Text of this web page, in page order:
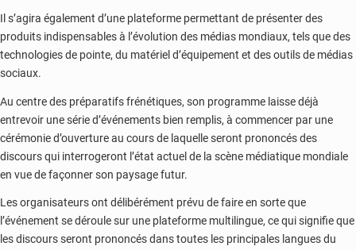
Il s’agira également d’une plateforme permettant de présenter des
produits indispensables à l’évolution des médias mondiaux, tels que des
technologies de pointe, du matériel d’équipement et des outils de médias
sociaux.
Au centre des préparatifs frénétiques, son programme laisse déjà
entrevoir une série d’événements bien remplis, à commencer par une
cérémonie d’ouverture au cours de laquelle seront prononcés des
discours qui interrogeront l’état actuel de la scène médiatique mondiale
en vue de façonner son paysage futur.
Les organisateurs ont délibérément prévu de faire en sorte que
l’événement se déroule sur une plateforme multilingue, ce qui signifie que
les discours seront prononcés dans toutes les principales langues du